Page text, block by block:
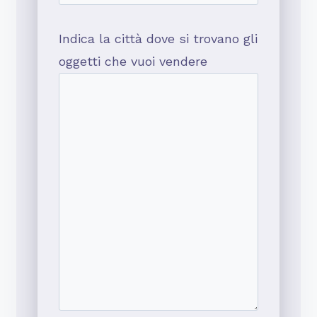
Indica la città dove si trovano gli
oggetti che vuoi vendere